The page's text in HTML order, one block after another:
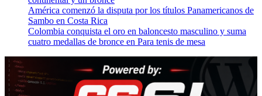
América comenzó la disputa por los títulos Panamericanos de
Sambo en Costa Rica
Colombia conquista el oro en baloncesto masculino y suma
cuatro medallas de bronce en Para tenis de mesa